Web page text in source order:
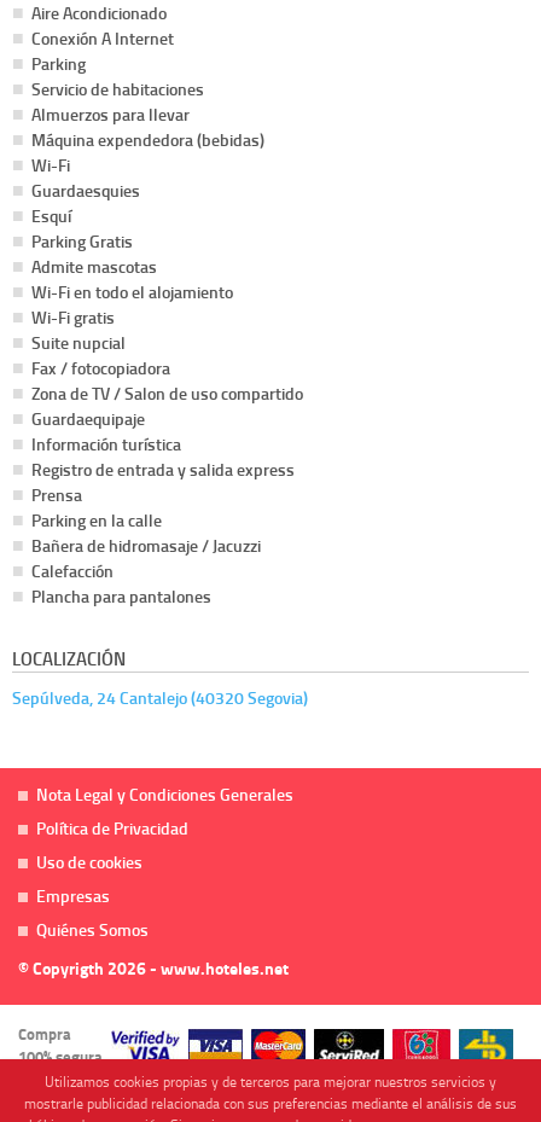
Aire Acondicionado
Conexión A Internet
Parking
Servicio de habitaciones
Almuerzos para llevar
Máquina expendedora (bebidas)
Wi-Fi
Guardaesquies
Esquí
Parking Gratis
Admite mascotas
Wi-Fi en todo el alojamiento
Wi-Fi gratis
Suite nupcial
Fax / fotocopiadora
Zona de TV / Salon de uso compartido
Guardaequipaje
Información turística
Registro de entrada y salida express
Prensa
Parking en la calle
Bañera de hidromasaje / Jacuzzi
Calefacción
Plancha para pantalones
LOCALIZACIÓN
Sepúlveda, 24 Cantalejo (40320 Segovia)
Nota Legal y Condiciones Generales
Política de Privacidad
Uso de cookies
Empresas
Quiénes Somos
© Copyrigth 2026 - www.hoteles.net
Compra
100% segura
Utilizamos cookies propias y de terceros para mejorar nuestros servicios y
mostrarle publicidad relacionada con sus preferencias mediante el análisis de sus